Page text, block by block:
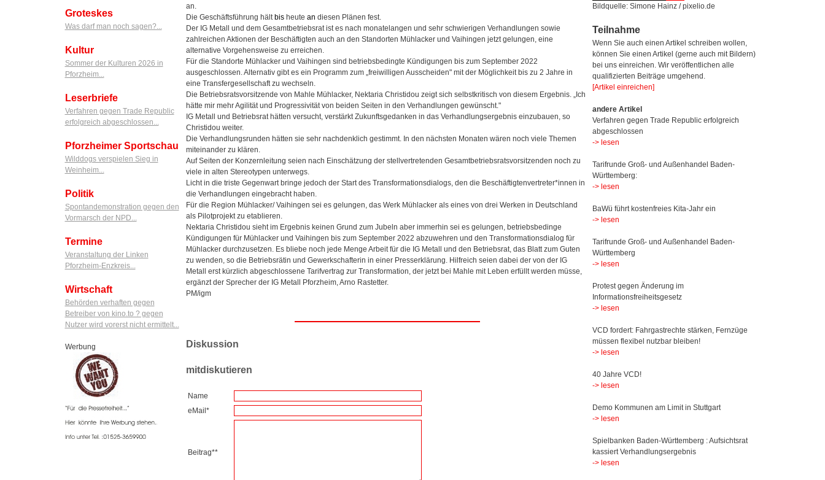
Groteskes
Was darf man noch sagen?...
Kultur
Sommer der Kulturen 2026 in
Pforzheim...
Leserbriefe
Verfahren gegen Trade Republic
erfolgreich abgeschlossen...
Pforzheimer Sportschau
Wilddogs verspielen Sieg in
Weinheim...
Politik
Spontandemonstration gegen den
Vormarsch der NPD...
Termine
Veranstaltung der Linken
Pforzheim-Enzkreis...
Wirtschaft
Behörden verhaften gegen
Betreiber von kino.to ? gegen
Nutzer wird vorerst nicht ermittelt...
Werbung
an.
Die Geschäftsführung hält bisheute an diesen Plänen fest.
Der IG Metall und dem Gesamtbetriebsrat ist es nach monatelangen und sehr schwierigen Verhandlungen sowie
zahlreichen Aktionen der Beschäftigten auch an den Standorten Mühlacker und Vaihingen jetzt gelungen, eine
alternative Vorgehensweise zu erreichen.
Für die Standorte Mühlacker und Vaihingen sind betriebsbedingte Kündigungen bis zum September 2022
ausgeschlossen. Alternativ gibt es ein Programm zum „freiwilligen Ausscheiden" mit der Möglichkeit bis zu 2 Jahre in
eine Transfergesellschaft zu wechseln.
Die Betriebsratsvorsitzende von Mahle Mühlacker, Nektaria Christidou zeigt sich selbstkritisch von diesem Ergebnis. „Ich
hätte mir mehr Agilität und Progressivität von beiden Seiten in den Verhandlungen gewünscht."
IG Metall und Betriebsrat hätten versucht, verstärkt Zukunftsgedanken in das Verhandlungsergebnis einzubauen, so
Christidou weiter.
Die Verhandlungsrunden hätten sie sehr nachdenklich gestimmt. In den nächsten Monaten wären noch viele Themen
miteinander zu klären.
Auf Seiten der Konzernleitung seien nach Einschätzung der stellvertretenden Gesamtbetriebsratsvorsitzenden noch zu
viele in alten Stereotypen unterwegs.
Licht in die triste Gegenwart bringe jedoch der Start des Transformationsdialogs, den die Beschäftigtenvertreter*innen in
die Verhandlungen eingebracht haben.
Für die Region Mühlacker/ Vaihingen sei es gelungen, das Werk Mühlacker als eines von drei Werken in Deutschland
als Pilotprojekt zu etablieren.
Nektaria Christidou sieht im Ergebnis keinen Grund zum Jubeln aber immerhin sei es gelungen, betriebsbedinge
Kündigungen für Mühlacker und Vaihingen bis zum September 2022 abzuwehren und den Transformationsdialog für
Mühlacker durchzusetzen. Es bliebe noch jede Menge Arbeit für die IG Metall und den Betriebsrat, das Blatt zum Guten
zu wenden, so die Betriebsrätin und Gewerkschafterin in einer Presserklärung. Hilfreich seien dabei der von der IG
Metall erst kürzlich abgeschlossene Tarifvertrag zur Transformation, der jetzt bei Mahle mit Leben erfüllt werden müsse,
ergänzt der Sprecher der IG Metall Pforzheim, Arno Rastetter.
PM/igm
Diskussion
mitdiskutieren
Name
eMail*
Beitrag**
Bildquelle: Simone Hainz / pixelio.de
Teilnahme
Wenn Sie auch einen Artikel schreiben wollen,
können Sie einen Artikel (gerne auch mit Bildern)
bei uns einreichen. Wir veröffentlichen alle
qualifizierten Beiträge umgehend.
[Artikel einreichen]
andere Artikel
Verfahren gegen Trade Republic erfolgreich
abgeschlossen
-> lesen
Tarifrunde Groß- und Außenhandel Baden-
Württemberg:
-> lesen
BaWü führt kostenfreies Kita-Jahr ein
-> lesen
Tarifrunde Groß- und Außenhandel Baden-
Württemberg
-> lesen
Protest gegen Änderung im
Informationsfreiheitsgesetz
-> lesen
VCD fordert: Fahrgastrechte stärken, Fernzüge
müssen flexibel nutzbar bleiben!
-> lesen
40 Jahre VCD!
-> lesen
Demo Kommunen am Limit in Stuttgart
-> lesen
Spielbanken Baden-Württemberg : Aufsichtsrat
kassiert Verhandlungsergebnis
-> lesen